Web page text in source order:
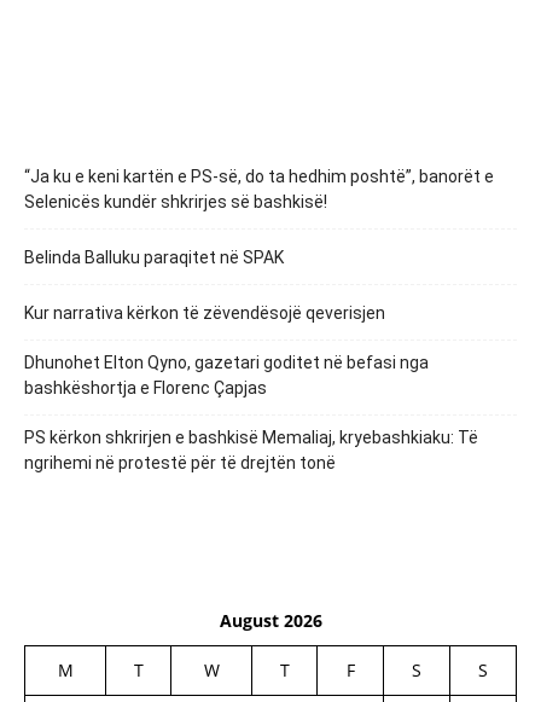
“Ja ku e keni kartën e PS-së, do ta hedhim poshtë”, banorët e
Selenicës kundër shkrirjes së bashkisë!
Belinda Balluku paraqitet në SPAK
Kur narrativa kërkon të zëvendësojë qeverisjen
Dhunohet Elton Qyno, gazetari goditet në befasi nga
bashkëshortja e Florenc Çapjas
PS kërkon shkrirjen e bashkisë Memaliaj, kryebashkiaku: Të
ngrihemi në protestë për të drejtën tonë
August 2026
M T W T F S S